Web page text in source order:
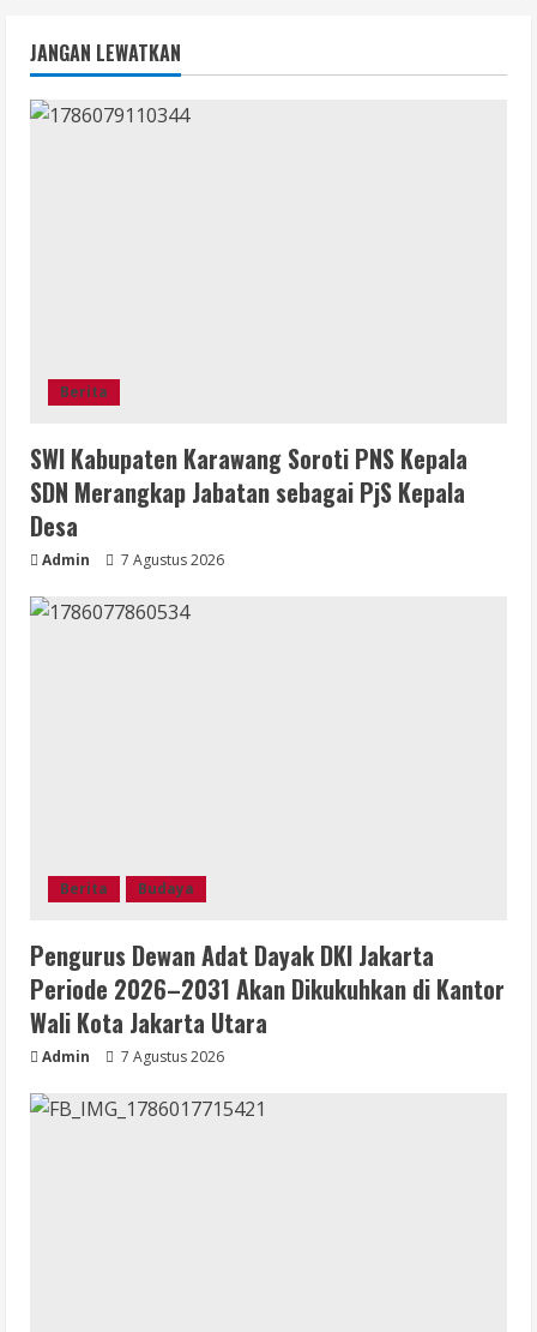
JANGAN LEWATKAN
Berita
SWI Kabupaten Karawang Soroti PNS Kepala
SDN Merangkap Jabatan sebagai PjS Kepala
Desa
Admin 7 Agustus 2026
Berita Budaya
Pengurus Dewan Adat Dayak DKI Jakarta
Periode 2026–2031 Akan Dikukuhkan di Kantor
Wali Kota Jakarta Utara
Admin 7 Agustus 2026